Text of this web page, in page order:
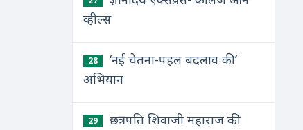
व्हील्स
28
‘नई चेतना-पहल बदलाव की’
अभियान
29
छत्रपति शिवाजी महाराज की